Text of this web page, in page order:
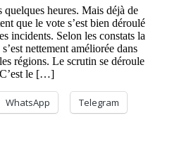
du
18
juin
:
le
d’incidents
dans
heures. Mais déjà de
que le vote s’est bien déroulé
incidents. Selon les constats la
nettement améliorée dans
régions. Le scrutin se déroule
C’est le […]
WhatsApp Telegram